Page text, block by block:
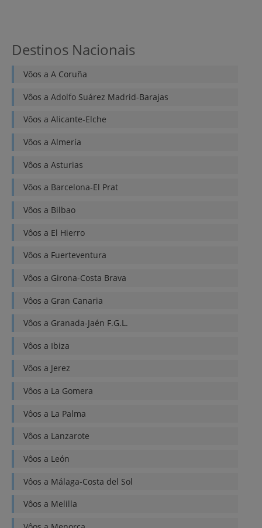
Destinos Nacionais
Vôos a A Coruña
Vôos a Adolfo Suárez Madrid-Barajas
Vôos a Alicante-Elche
Vôos a Almería
Vôos a Asturias
Vôos a Barcelona-El Prat
Vôos a Bilbao
Vôos a El Hierro
Vôos a Fuerteventura
Vôos a Girona-Costa Brava
Vôos a Gran Canaria
Vôos a Granada-Jaén F.G.L.
Vôos a Ibiza
Vôos a Jerez
Vôos a La Gomera
Vôos a La Palma
Vôos a Lanzarote
Vôos a León
Vôos a Málaga-Costa del Sol
Vôos a Melilla